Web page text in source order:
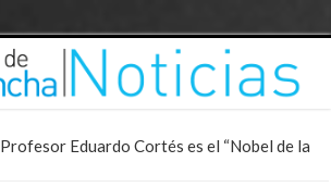
Profesor Eduardo Cortés es el “Nobel de la